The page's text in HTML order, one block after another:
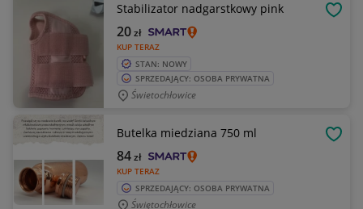
Stabilizator nadgarstkowy pink
KUP TERAZ
20zł
STAN: NOWY
SPRZEDAJĄCY: OSOBA PRYWATNA
Świetochłowice
Butelka miedziana 750 ml
KUP TERAZ
84zł
SPRZEDAJĄCY: OSOBA PRYWATNA
Świętochłowice